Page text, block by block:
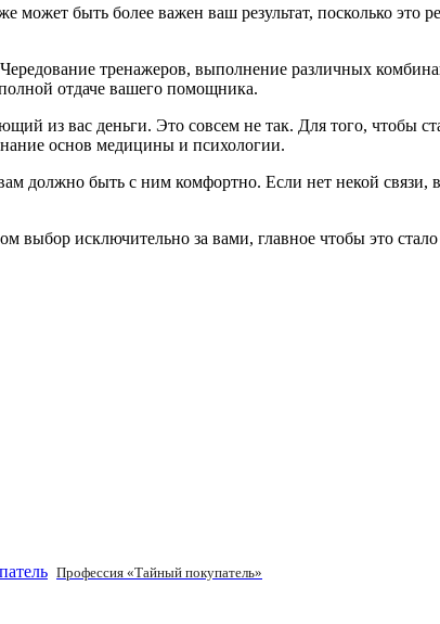
может быть более важен ваш результат, посколько это
тренажеров, выполнение различных
полной отдаче вашего помощника.
из вас деньги. Это совсем не так. Для того, чтобы
основ медицины и психологии.
должно быть с ним комфортно. Если нет некой связи,
выбор исключительно за вами, главное чтобы это
Профессия «Тайный покупатель»